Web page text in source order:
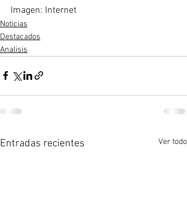
Imagen: Internet
Noticias
Destacados
Analisis
Entradas recientes Ver todo